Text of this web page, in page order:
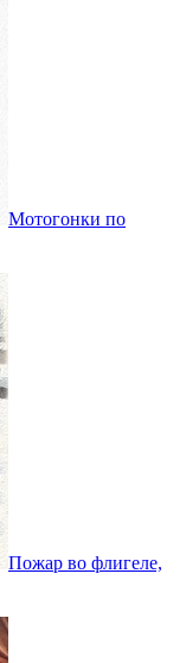
Мотогонки по
Пожар во флигеле,